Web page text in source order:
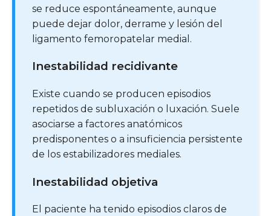
se reduce espontáneamente, aunque
puede dejar dolor, derrame y lesión del
ligamento femoropatelar medial.
Inestabilidad recidivante
Existe cuando se producen episodios
repetidos de subluxación o luxación. Suele
asociarse a factores anatómicos
predisponentes o a insuficiencia persistente
de los estabilizadores mediales.
Inestabilidad objetiva
El paciente ha tenido episodios claros de